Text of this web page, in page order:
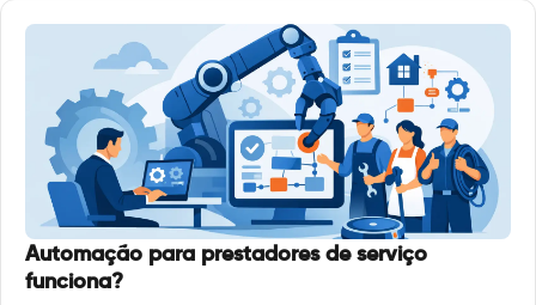
Automação para prestadores de serviço
funciona?